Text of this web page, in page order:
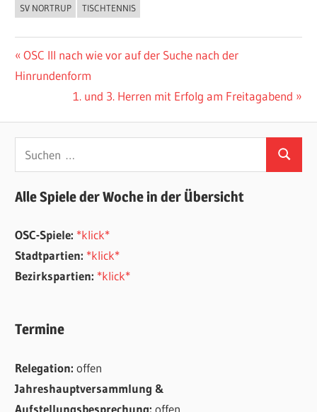
SV NORTRUP
TISCHTENNIS
Beitragsnavigation
Vorheriger
Beitrag:
OSC III nach wie vor auf der Suche nach der
Hinrundenform
Nächster
1. und 3. Herren mit Erfolg am Freitagabend
Suchen
Alle Spiele der Woche in der Übersicht
OSC-Spiele: *klick*
Stadtpartien: *klick*
Bezirkspartien: *klick*
Termine
Relegation:offen
Jahreshauptversammlung &
Aufstellungsbesprechung:offen